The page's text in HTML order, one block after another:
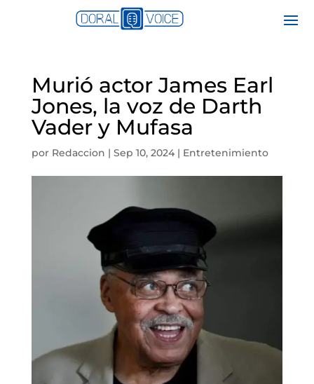
Murió actor James Earl
Jones, la voz de Darth
Vader y Mufasa
por Redaccion | Sep 10, 2024| Entretenimiento